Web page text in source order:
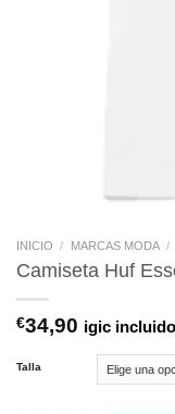
INICIO / MARCAS MODA /
Camiseta Huf
€34,90 igic incluido
Talla